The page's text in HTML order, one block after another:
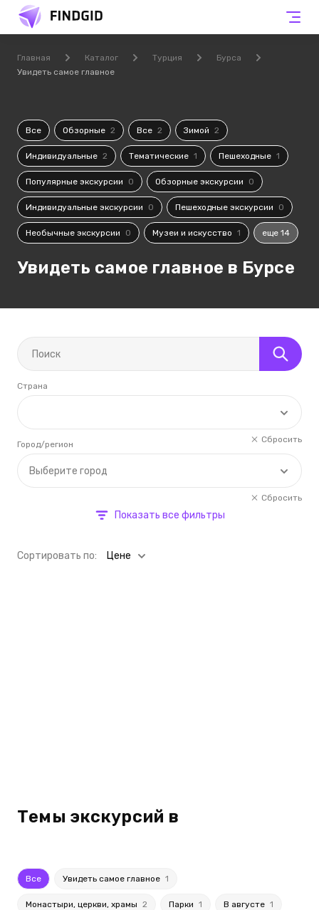
Главная Каталог Турция
Бурса
Увидеть самое главное
Все Обзорные 2 Все 2 Зимой 2
Индивидуальные 2 Тематические 1 Пешеходные 1
Популярные экскурсии 0 Обзорные экскурсии 0
Индивидуальные экскурсии 0 Пешеходные экскурсии 0
Необычные экскурсии 0 Музеи и искусство 1 еще 14
Увидеть самое главное в Бурсе
Страна
Сбросить
Выберите город
Город/регион
Сбросить
Показать все фильтры
Cортировать по: Цене
Темы экскурсий в
Все Увидеть самое главное 1
Монастыри, церкви, храмы 2 Парки 1 В августе 1